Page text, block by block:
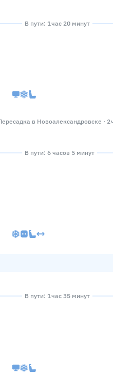
В пути: 1 час 20 минут
в Новоалександровске · 2
В пути: 6 часов 5 минут
В пути: 1 час 35 минут